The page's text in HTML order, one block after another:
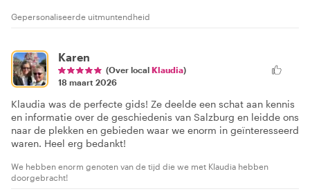
Gepersonaliseerde uitmuntendheid
Karen
(Over local Klaudia)
18 maart 2026
Klaudia was de perfecte gids! Ze deelde een schat aan kennis
en informatie over de geschiedenis van Salzburg en leidde ons
naar de plekken en gebieden waar we enorm in geïnteresseerd
waren. Heel erg bedankt!
We hebben enorm genoten van de tijd die we met Klaudia hebben
doorgebracht!